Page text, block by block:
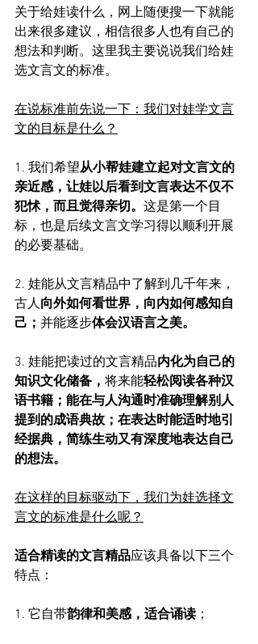
关于给娃读什么，网上随便搜一下就能
出来很多建议，相信很多人也有自己的
想法和判断。这里我主要说说我们给娃
选文言文的标准。
在说标准前先说一下：我们对娃学文言
文的目标是什么？
1. 我们希望从小帮娃建立起对文言文的
亲近感，让娃以后看到文言表达不仅不
犯怵，而且觉得亲切。 这是第一个目
标，也是后续文言文学习得以顺利开展
的必要基础。
2. 娃能从文言精品中了解到几千年来，
古人向外如何看世界，向内如何感知自
己； 并能逐步体会汉语言之美。
3. 娃能把读过的文言精品内化为自己的
知识文化储备， 将来能轻松阅读各种汉
语书籍；能在与人沟通时准确理解别人
提到的成语典故；在表达时能适时地引
经据典，简练生动又有深度地表达自己
的想法。
在这样的目标驱动下，我们为娃选择文
言文的标准是什么呢？
适合精读的文言精品应该具备以下三个
特点：
1. 它自带韵律和美感，适合诵读 ；